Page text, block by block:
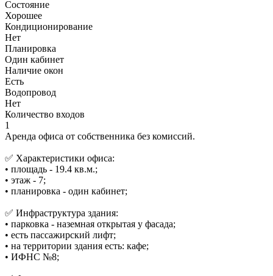
Состояние
Хорошее
Кондиционирование
Нет
Планировка
Один кабинет
Наличие окон
Есть
Водопровод
Нет
Количество входов
1
Аренда офиса от собственника без комиссий.
✅ Характеристики офиса:
• площадь - 19.4 кв.м.;
• этаж - 7;
• планировка - один кабинет;
✅ Инфраструктура здания:
• парковка - наземная открытая у фасада;
• есть пассажирский лифт;
• на территории здания есть: кафе;
• ИФНС №8;